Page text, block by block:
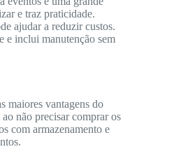
e traz praticidade.
ajudar a reduzir custos.
e inclui manutenção sem
maiores vantagens do
não precisar comprar os
com armazenamento e